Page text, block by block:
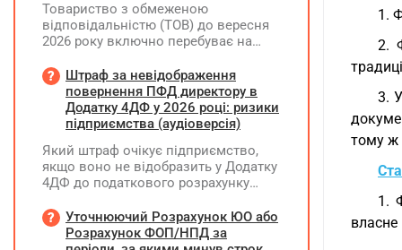
1.
2.
3.
тому ж
1.
власне
Товариство з обмеженою
відповідальністю (ТОВ) до вересня
2026 року включно перебуває на
(єдиний податок, 3 група, ставка 5%,
неплатник ПДВ). З 1 жовтня 2026
року підприємство переходить на
загальну систему оподаткування
прибуток). За результатами
діяльності у періоді 2024–2025 років
(під час перебування на спрощеній
чистий прибуток, сума
нерозподіленого прибутку в балансі
Штраф за невідображення
повернення ПФД директору в
Додатку 4ДФ у 2026 році: ризики
підприємства (аудіоверсія)
Який штраф очікує підприємство,
якщо воно не відобразить у Додатку
4ДФ до податкового розрахунку
допомоги (ПФД) директору?
Уточнюючий Розрахунок ЮО або
Розрахунок ФОП/НПД за